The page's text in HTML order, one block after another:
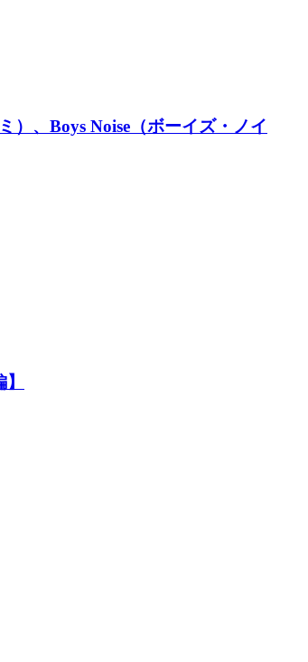
、Boys Noise（ボーイズ・ノイ